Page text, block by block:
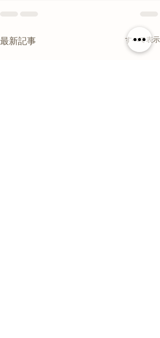
最新記事 すべて表示